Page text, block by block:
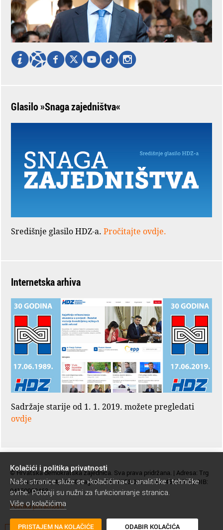
Glasilo »Snaga zajedništva«
Središnje glasilo HDZ-a. Pročitajte ovdje.
Internetska arhiva
Sadržaje starije od 1. 1. 2019. možete pregledati
ovdje
© Hrvatska demokratska zajednica. Sva prava pridržana. | Adresa: Trg
žrtava fašizma 4, 10000 Zagreb | Tel.: 4553-000 | Faks: 4552-600 | OIB:
04150008463
Politika privatnosti
Kolačići i politika privatnosti
Naše stranice služe se »kolačićima« u analitičke i tehničke
svrhe. Potonji su nužni za funkcioniranje stranica.
Više o kolačićima
PRISTAJEM NA KOLAČIĆE ODABIR KOLAČIĆA